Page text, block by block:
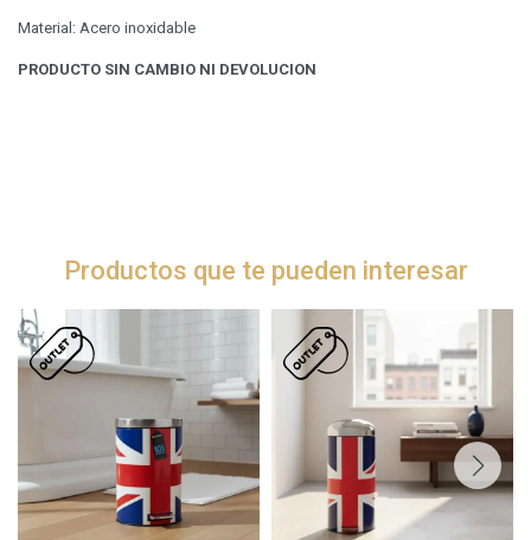
Material: Acero inoxidable
PRODUCTO SIN CAMBIO NI DEVOLUCION
Productos que te pueden interesar